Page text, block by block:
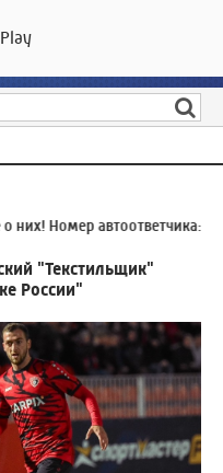
ГТРК «Ивтелерадио»
Номер автоответчика:8
"Текстильщик"
России"